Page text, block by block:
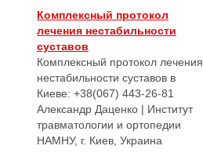
Комплексный протокол
лечения нестабильности
суставов
Комплексный протокол лечения
нестабильности суставов в
Киеве: +38(067) 443-26-81
Александр Даценко | Институт
травматологии и ортопедии
НАМНУ, г. Киев, Украина